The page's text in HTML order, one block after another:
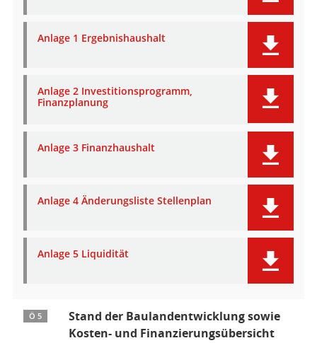
Anlage 1 Ergebnishaushalt
Anlage 2 Investitionsprogramm,
Finanzplanung
Anlage 3 Finanzhaushalt
Anlage 4 Änderungsliste Stellenplan
Anlage 5 Liquidität
Ö 5
Stand der Baulandentwicklung sowie
Kosten- und Finanzierungsübersicht